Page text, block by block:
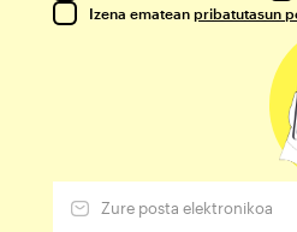
Izena ematean pribatutasun